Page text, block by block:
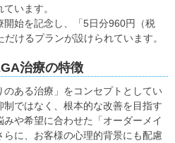
います。
始を記念し、「5日分960円（税
けるプランが設けられています。
治療の特徴
ある治療」をコンセプトとしてい
制ではなく、根本的な改善を目指す
や希望に合わせた「オーダーメイ
らに、お客様の心理的背景にも配慮